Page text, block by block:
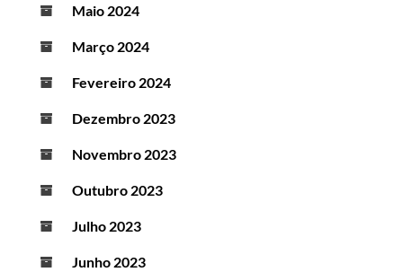
Maio 2024
Março 2024
Fevereiro 2024
Dezembro 2023
Novembro 2023
Outubro 2023
Julho 2023
Junho 2023